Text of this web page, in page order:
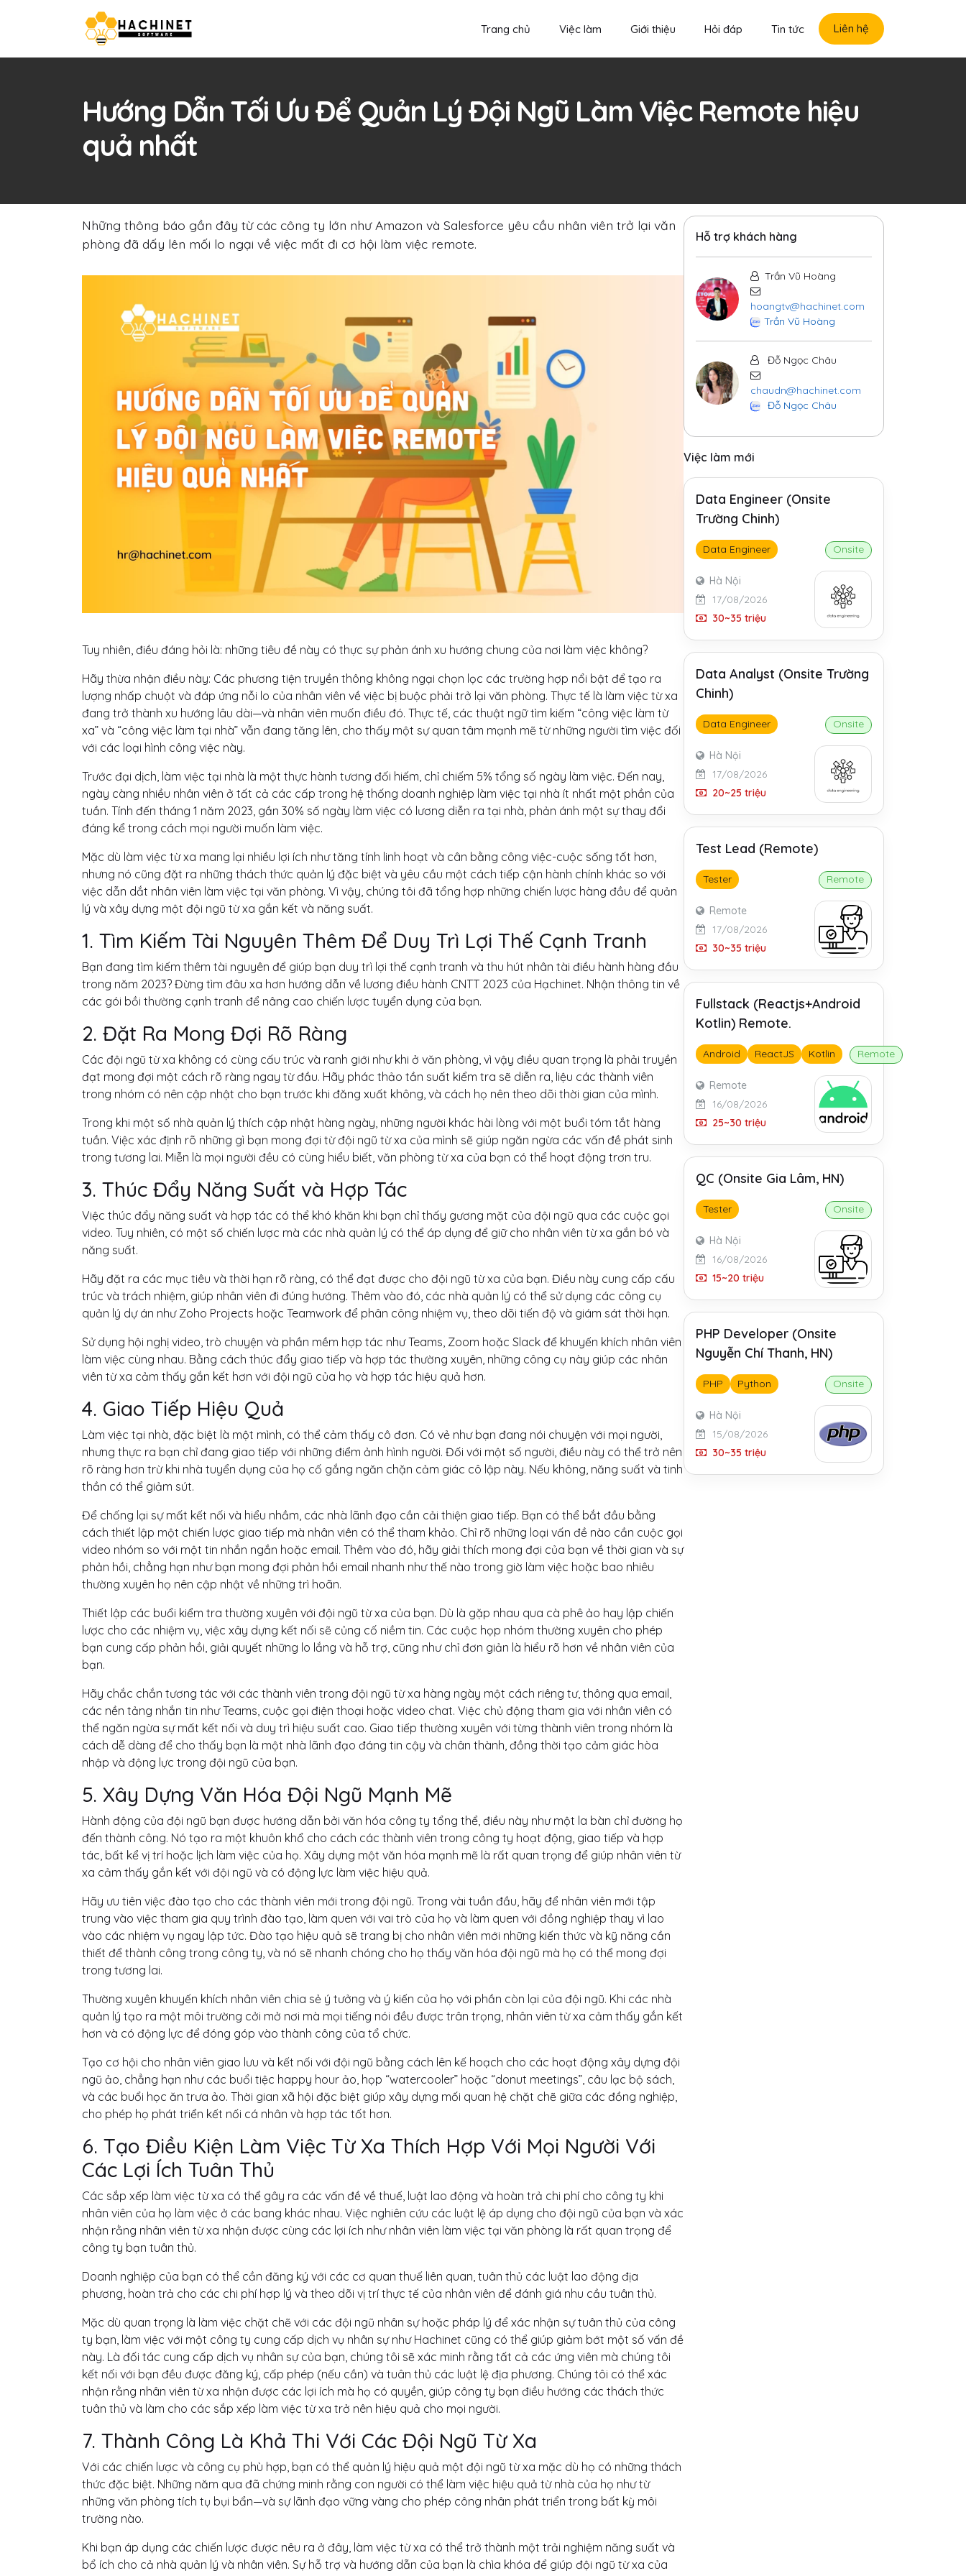
Trang chủ Việc làm Giới thiệu Hỏi đáp Tin tức Liên hệ
Hướng Dẫn Tối Ưu Để Quản Lý Đội Ngũ Làm Việc Remote hiệu
quả nhất
Những thông báo gần đây từ các công ty lớn như Amazon và Salesforce yêu cầu nhân viên trở lại văn
phòng đã dấy lên mối lo ngại về việc mất đi cơ hội làm việc remote.
Tuy nhiên, điều đáng hỏi là: những tiêu đề này có thực sự phản ánh xu hướng chung của nơi làm việc không?
Hãy thừa nhận điều này: Các phương tiện truyền thông không ngại chọn lọc các trường hợp nổi bật để tạo ra
lượng nhấp chuột và đáp ứng nỗi lo của nhân viên về việc bị buộc phải trở lại văn phòng. Thực tế là làm việc từ xa
đang trở thành xu hướng lâu dài—và nhân viên muốn điều đó. Thực tế, các thuật ngữ tìm kiếm “công việc làm từ
xa” và “công việc làm tại nhà” vẫn đang tăng lên, cho thấy một sự quan tâm mạnh mẽ từ những người tìm việc đối
với các loại hình công việc này.
Trước đại dịch, làm việc tại nhà là một thực hành tương đối hiếm, chỉ chiếm 5% tổng số ngày làm việc. Đến nay,
ngày càng nhiều nhân viên ở tất cả các cấp trong hệ thống doanh nghiệp làm việc tại nhà ít nhất một phần của
tuần. Tính đến tháng 1 năm 2023, gần 30% số ngày làm việc có lương diễn ra tại nhà, phản ánh một sự thay đổi
đáng kể trong cách mọi người muốn làm việc.
Mặc dù làm việc từ xa mang lại nhiều lợi ích như tăng tính linh hoạt và cân bằng công việc-cuộc sống tốt hơn,
nhưng nó cũng đặt ra những thách thức quản lý đặc biệt và yêu cầu một cách tiếp cận hành chính khác so với
việc dẫn dắt nhân viên làm việc tại văn phòng. Vì vậy, chúng tôi đã tổng hợp những chiến lược hàng đầu để quản
lý và xây dựng một đội ngũ từ xa gắn kết và năng suất.
1. Tìm Kiếm Tài Nguyên Thêm Để Duy Trì Lợi Thế Cạnh Tranh
Bạn đang tìm kiếm thêm tài nguyên để giúp bạn duy trì lợi thế cạnh tranh và thu hút nhân tài điều hành hàng đầu
trong năm 2023? Đừng tìm đâu xa hơn hướng dẫn về lương điều hành CNTT 2023 của Hạchinet. Nhận thông tin về
các gói bồi thường cạnh tranh để nâng cao chiến lược tuyển dụng của bạn.
2. Đặt Ra Mong Đợi Rõ Ràng
Các đội ngũ từ xa không có cùng cấu trúc và ranh giới như khi ở văn phòng, vì vậy điều quan trọng là phải truyền
đạt mong đợi một cách rõ ràng ngay từ đầu. Hãy phác thảo tần suất kiểm tra sẽ diễn ra, liệu các thành viên
trong nhóm có nên cập nhật cho bạn trước khi đăng xuất không, và cách họ nên theo dõi thời gian của mình.
Trong khi một số nhà quản lý thích cập nhật hàng ngày, những người khác hài lòng với một buổi tóm tắt hàng
tuần. Việc xác định rõ những gì bạn mong đợi từ đội ngũ từ xa của mình sẽ giúp ngăn ngừa các vấn đề phát sinh
trong tương lai. Miễn là mọi người đều có cùng hiểu biết, văn phòng từ xa của bạn có thể hoạt động trơn tru.
3. Thúc Đẩy Năng Suất và Hợp Tác
Việc thúc đẩy năng suất và hợp tác có thể khó khăn khi bạn chỉ thấy gương mặt của đội ngũ qua các cuộc gọi
video. Tuy nhiên, có một số chiến lược mà các nhà quản lý có thể áp dụng để giữ cho nhân viên từ xa gắn bó và
năng suất.
Hãy đặt ra các mục tiêu và thời hạn rõ ràng, có thể đạt được cho đội ngũ từ xa của bạn. Điều này cung cấp cấu
trúc và trách nhiệm, giúp nhân viên đi đúng hướng. Thêm vào đó, các nhà quản lý có thể sử dụng các công cụ
quản lý dự án như Zoho Projects hoặc Teamwork để phân công nhiệm vụ, theo dõi tiến độ và giám sát thời hạn.
Sử dụng hội nghị video, trò chuyện và phần mềm hợp tác như Teams, Zoom hoặc Slack để khuyến khích nhân viên
làm việc cùng nhau. Bằng cách thúc đẩy giao tiếp và hợp tác thường xuyên, những công cụ này giúp các nhân
viên từ xa cảm thấy gắn kết hơn với đội ngũ của họ và hợp tác hiệu quả hơn.
4. Giao Tiếp Hiệu Quả
Làm việc tại nhà, đặc biệt là một mình, có thể cảm thấy cô đơn. Có vẻ như bạn đang nói chuyện với mọi người,
nhưng thực ra bạn chỉ đang giao tiếp với những điểm ảnh hình người. Đối với một số người, điều này có thể trở nên
rõ ràng hơn trừ khi nhà tuyển dụng của họ cố gắng ngăn chặn cảm giác cô lập này. Nếu không, năng suất và tinh
thần có thể giảm sút.
Để chống lại sự mất kết nối và hiểu nhầm, các nhà lãnh đạo cần cải thiện giao tiếp. Bạn có thể bắt đầu bằng
cách thiết lập một chiến lược giao tiếp mà nhân viên có thể tham khảo. Chỉ rõ những loại vấn đề nào cần cuộc gọi
video nhóm so với một tin nhắn ngắn hoặc email. Thêm vào đó, hãy giải thích mong đợi của bạn về thời gian và sự
phản hồi, chẳng hạn như bạn mong đợi phản hồi email nhanh như thế nào trong giờ làm việc hoặc bao nhiêu
thường xuyên họ nên cập nhật về những trì hoãn.
Thiết lập các buổi kiểm tra thường xuyên với đội ngũ từ xa của bạn. Dù là gặp nhau qua cà phê ảo hay lập chiến
lược cho các nhiệm vụ, việc xây dựng kết nối sẽ củng cố niềm tin. Các cuộc họp nhóm thường xuyên cho phép
bạn cung cấp phản hồi, giải quyết những lo lắng và hỗ trợ, cũng như chỉ đơn giản là hiểu rõ hơn về nhân viên của
bạn.
Hãy chắc chắn tương tác với các thành viên trong đội ngũ từ xa hàng ngày một cách riêng tư, thông qua email,
các nền tảng nhắn tin như Teams, cuộc gọi điện thoại hoặc video chat. Việc chủ động tham gia với nhân viên có
thể ngăn ngừa sự mất kết nối và duy trì hiệu suất cao. Giao tiếp thường xuyên với từng thành viên trong nhóm là
cách dễ dàng để cho thấy bạn là một nhà lãnh đạo đáng tin cậy và chân thành, đồng thời tạo cảm giác hòa
nhập và động lực trong đội ngũ của bạn.
5. Xây Dựng Văn Hóa Đội Ngũ Mạnh Mẽ
Hành động của đội ngũ bạn được hướng dẫn bởi văn hóa công ty tổng thể, điều này như một la bàn chỉ đường họ
đến thành công. Nó tạo ra một khuôn khổ cho cách các thành viên trong công ty hoạt động, giao tiếp và hợp
tác, bất kể vị trí hoặc lịch làm việc của họ. Xây dựng một văn hóa mạnh mẽ là rất quan trọng để giúp nhân viên từ
xa cảm thấy gắn kết với đội ngũ và có động lực làm việc hiệu quả.
Hãy ưu tiên việc đào tạo cho các thành viên mới trong đội ngũ. Trong vài tuần đầu, hãy để nhân viên mới tập
trung vào việc tham gia quy trình đào tạo, làm quen với vai trò của họ và làm quen với đồng nghiệp thay vì lao
vào các nhiệm vụ ngay lập tức. Đào tạo hiệu quả sẽ trang bị cho nhân viên mới những kiến thức và kỹ năng cần
thiết để thành công trong công ty, và nó sẽ nhanh chóng cho họ thấy văn hóa đội ngũ mà họ có thể mong đợi
trong tương lai.
Thường xuyên khuyến khích nhân viên chia sẻ ý tưởng và ý kiến của họ với phần còn lại của đội ngũ. Khi các nhà
quản lý tạo ra một môi trường cởi mở nơi mà mọi tiếng nói đều được trân trọng, nhân viên từ xa cảm thấy gắn kết
hơn và có động lực để đóng góp vào thành công của tổ chức.
Tạo cơ hội cho nhân viên giao lưu và kết nối với đội ngũ bằng cách lên kế hoạch cho các hoạt động xây dựng đội
ngũ ảo, chẳng hạn như các buổi tiệc happy hour ảo, họp “watercooler” hoặc “donut meetings”, câu lạc bộ sách,
và các buổi học ăn trưa ảo. Thời gian xã hội đặc biệt giúp xây dựng mối quan hệ chặt chẽ giữa các đồng nghiệp,
cho phép họ phát triển kết nối cá nhân và hợp tác tốt hơn.
6. Tạo Điều Kiện Làm Việc Từ Xa Thích Hợp Với Mọi Người Với
Các Lợi Ích Tuân Thủ
Các sắp xếp làm việc từ xa có thể gây ra các vấn đề về thuế, luật lao động và hoàn trả chi phí cho công ty khi
nhân viên của họ làm việc ở các bang khác nhau. Việc nghiên cứu các luật lệ áp dụng cho đội ngũ của bạn và xác
nhận rằng nhân viên từ xa nhận được cùng các lợi ích như nhân viên làm việc tại văn phòng là rất quan trọng để
công ty bạn tuân thủ.
Doanh nghiệp của bạn có thể cần đăng ký với các cơ quan thuế liên quan, tuân thủ các luật lao động địa
phương, hoàn trả cho các chi phí hợp lý và theo dõi vị trí thực tế của nhân viên để đánh giá nhu cầu tuân thủ.
Mặc dù quan trọng là làm việc chặt chẽ với các đội ngũ nhân sự hoặc pháp lý để xác nhận sự tuân thủ của công
ty bạn, làm việc với một công ty cung cấp dịch vụ nhân sự như Hachinet cũng có thể giúp giảm bớt một số vấn đề
này. Là đối tác cung cấp dịch vụ nhân sự của bạn, chúng tôi sẽ xác minh rằng tất cả các ứng viên mà chúng tôi
kết nối với bạn đều được đăng ký, cấp phép (nếu cần) và tuân thủ các luật lệ địa phương. Chúng tôi có thể xác
nhận rằng nhân viên từ xa nhận được các lợi ích mà họ có quyền, giúp công ty bạn điều hướng các thách thức
tuân thủ và làm cho các sắp xếp làm việc từ xa trở nên hiệu quả cho mọi người.
7. Thành Công Là Khả Thi Với Các Đội Ngũ Từ Xa
Với các chiến lược và công cụ phù hợp, bạn có thể quản lý hiệu quả một đội ngũ từ xa mặc dù họ có những thách
thức đặc biệt. Những năm qua đã chứng minh rằng con người có thể làm việc hiệu quả từ nhà của họ như từ
những văn phòng tích tụ bụi bẩn—và sự lãnh đạo vững vàng cho phép công nhân phát triển trong bất kỳ môi
trường nào.
Khi bạn áp dụng các chiến lược được nêu ra ở đây, làm việc từ xa có thể trở thành một trải nghiệm năng suất và
bổ ích cho cả nhà quản lý và nhân viên. Sự hỗ trợ và hướng dẫn của bạn là chìa khóa để giúp đội ngũ từ xa của
Hỗ trợ khách hàng
Trần Vũ Hoàng
hoangtv@hachinet.com
Trần Vũ Hoàng
Đỗ Ngọc Châu
chaudn@hachinet.com
Đỗ Ngọc Châu
Việc làm mới
Data Engineer (Onsite
Trường Chinh)
Data Engineer Onsite
Hà Nội
17/08/2026
30~35 triệu
Data Analyst (Onsite Trường
Chinh)
Data Engineer Onsite
Hà Nội
17/08/2026
20~25 triệu
Test Lead (Remote)
Tester Remote
Remote
17/08/2026
30~35 triệu
Fullstack (Reactjs+Android
Kotlin) Remote.
Android ReactJS Kotlin Remote
Remote
16/08/2026
25~30 triệu
QC (Onsite Gia Lâm, HN)
Tester Onsite
Hà Nội
16/08/2026
15~20 triệu
PHP Developer (Onsite
Nguyễn Chí Thanh, HN)
PHP Python Onsite
Hà Nội
15/08/2026
30~35 triệu